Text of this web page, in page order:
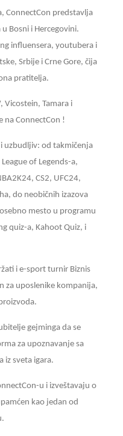
ConnectCon predstavlja
Bosni i Hercegovini.
influensera, youtubera i
Srbije i Crne Gore, čija
pratitelja.
Vicostein, Tamara i
na ConnectCon !
uzbudljiv: od takmičenja
of Legends-a,
CS2, UFC24,
do neobičnih izazova
mesto u programu
quiz-a, Kahoot Quiz, i
i e-sport turnir Biznis
za uposlenike kompanija,
gejminga da se
za upoznavanje sa
iz sveta igara.
u i izveštavaju o
kao jedan od